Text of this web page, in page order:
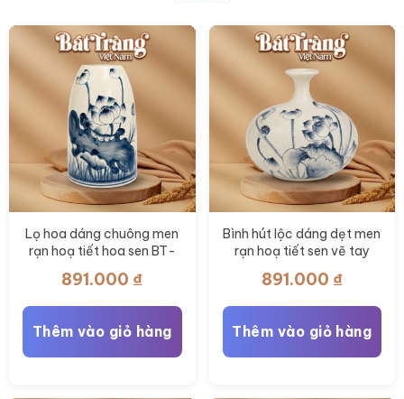
Lọ hoa dáng chuông men
rạn hoạ tiết hoa sen BT-
891.000 ₫
Thêm vào giỏ hàng
Bình hút lộc dáng dẹt men
rạn hoạ tiết sen vẽ tay
891.000 ₫
Thêm vào giỏ hàng